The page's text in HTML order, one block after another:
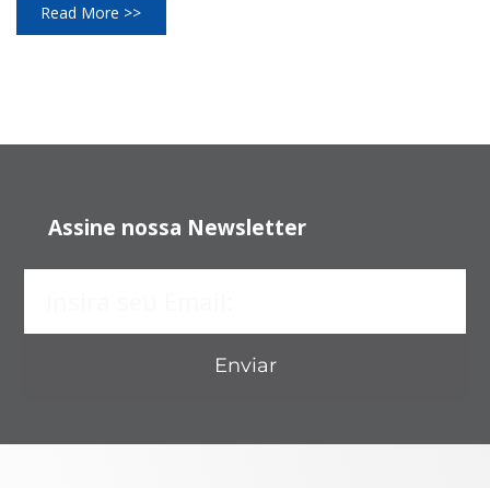
Read More >>
Assine nossa Newsletter
Enviar